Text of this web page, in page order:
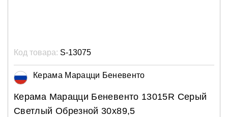
Код товара: S-13075
Керама Марацци Беневенто
Керама Марацци Беневенто 13015R Серый
Светлый Обрезной 30х89,5